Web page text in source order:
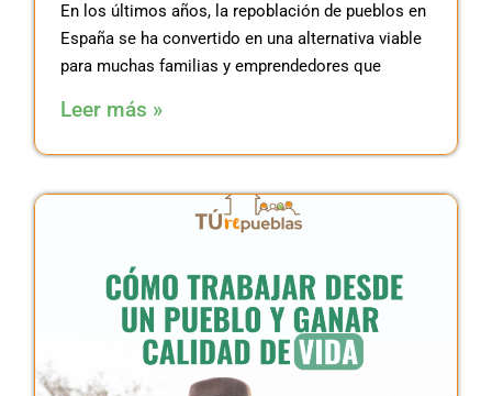
En los últimos años, la repoblación de pueblos en
España se ha convertido en una alternativa viable
para muchas familias y emprendedores que
Leer más »